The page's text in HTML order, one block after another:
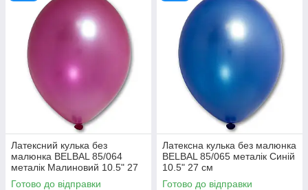
Латексний кулька без
малюнка BELBAL 85/064
металік Малиновий 10.5" 27
см
Готово до відправки
Латексна кулька без малюнка
BELBAL 85/065 металік Синій
10.5" 27 см
Готово до відправки